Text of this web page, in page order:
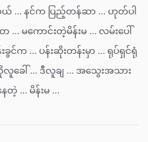
… နင်က ပြည့်တန်ဆာ … ဟုတ်ပါ
မကောင်းတဲ့မိန်းမ … လမ်းပေါ်
င်က … ပန်းဆိုးတန်းမှာ … ရုပ်ရှင်ရုံ
ခေါ် … ဒီလူချ … အသွေးအသား
ေတဲ့ … မိန်းမ …